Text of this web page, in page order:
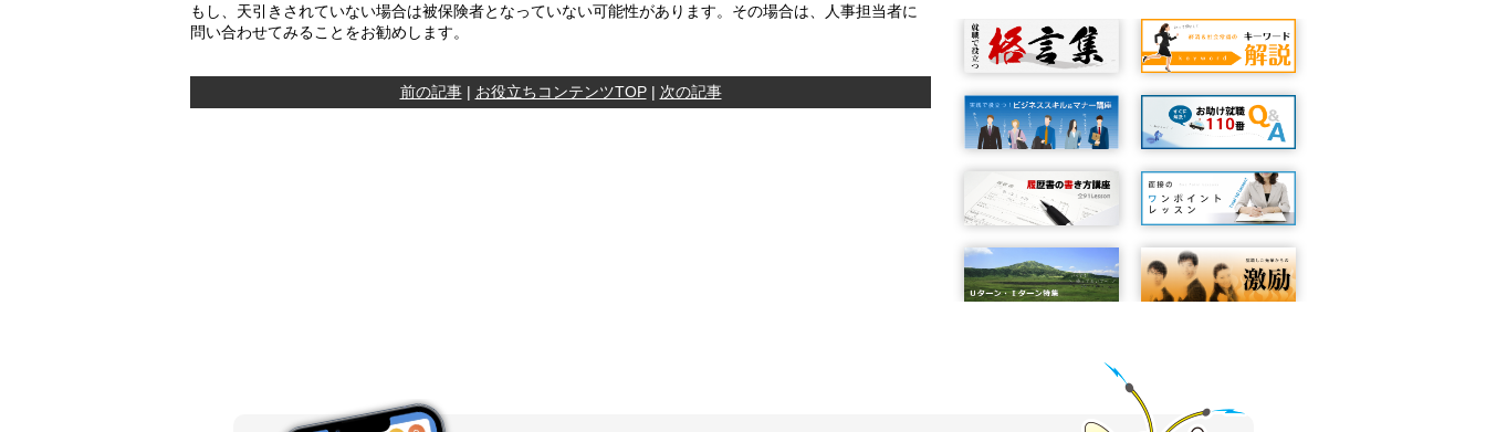
もし、天引きされていない場合は被保険者となっていない可能性があります。その場合は、人事担当者に
問い合わせてみることをお勧めします。
前の記事| お役立ちコンテンツTOP| 次の記事
ジョブ・カード制度
年金確保支援法とは
ソーシャルビジネス
待機児童
産業空洞化
情報リテラシー
ＣＳＲ
パートタイムで働く人を守る法律
雇止め
株式公開
ストックオプション制度
ＰＭ２．５
ハラスメント